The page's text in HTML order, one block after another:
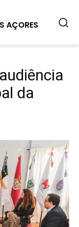
AÇORES
da